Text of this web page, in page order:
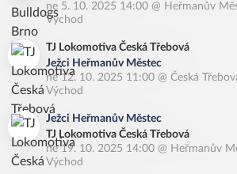
ne 5. 10. 2025 14:00 @ Heřmanův
Východ
TJ Lokomotiva Česká Třebová
Ježci Heřmanův Městec
ne 12. 10. 2025 11:00 @ Česká
Východ
Ježci Heřmanův Městec
TJ Lokomotiva Česká Třebová
ne 19. 10. 2025 14:00 @ Heřmanův
Východ